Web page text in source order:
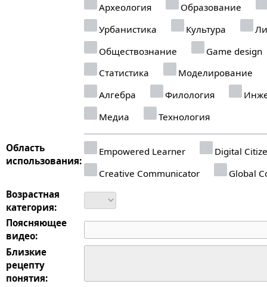
Археология
Образование
Урбанистика
Культура
Обществознание
Game design
Статистика
Моделирование
Алгебра
Филология
Медиа
Технология
Область
использования:
Empowered Learner
Digital
Creative Communicator
Global
Возрастная
категория:
Поясняющее
видео:
Близкие
рецепту
понятия: